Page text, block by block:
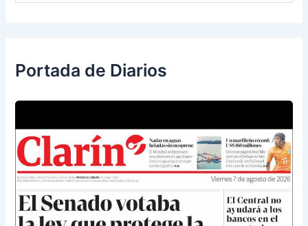
Portada de Diarios